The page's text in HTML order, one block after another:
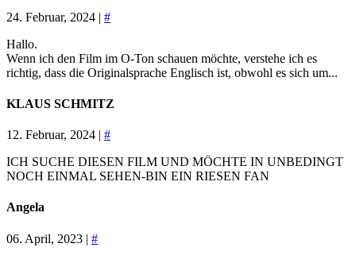
24. Februar, 2024 | #
Hallo.
Wenn ich den Film im O-Ton schauen möchte, verstehe ich es
richtig, dass die Originalsprache Englisch ist, obwohl es sich um...
KLAUS SCHMITZ
12. Februar, 2024 | #
ICH SUCHE DIESEN FILM UND MÖCHTE IN UNBEDINGT
NOCH EINMAL SEHEN-BIN EIN RIESEN FAN
Angela
06. April, 2023 | #